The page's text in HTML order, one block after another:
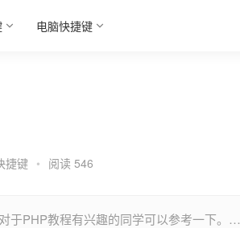
电脑快捷键
捷键 • 阅读 546
于PHP教程有兴趣的同学可以参考一下。…